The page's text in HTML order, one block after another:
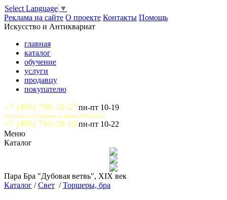
Select Language ▼
Реклама на сайте О проекте Контакты Помощь
Искусство и Антиквариат
главная
каталог
обучение
услуги
продавцу
покупателю
+7 (495) 798-10-27 пн-пт 10-19
доступны сообщения и звонки WhatsApp
+7 (495) 740-38-10 пн-пт 10-22
Меню
Каталог
Пара Бра "Дубовая ветвь", XIX век
Каталог /Свет /Торшеры, бра